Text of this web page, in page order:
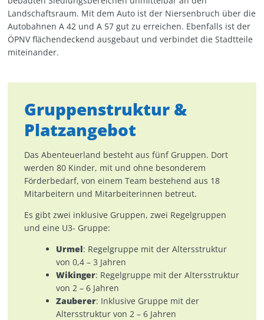
Landschaftsraum. Mit dem Auto ist der Niersenbruch über die
Autobahnen A 42 und A 57 gut zu erreichen. Ebenfalls ist der
ÖPNV flächendeckend ausgebaut und verbindet die Stadtteile
miteinander.
Gruppenstruktur &
Platzangebot
Das Abenteuerland besteht aus fünf Gruppen. Dort
werden 80 Kinder, mit und ohne besonderem
Förderbedarf, von einem Team bestehend aus 18
Mitarbeitern und Mitarbeiterinnen betreut.
Es gibt zwei inklusive Gruppen, zwei Regelgruppen
und eine U3- Gruppe:
Urmel: Regelgruppe mit der Altersstruktur
von 0,4 – 3 Jahren
Wikinger: Regelgruppe mit der Altersstruktur
von 2 – 6 Jahren
Zauberer: Inklusive Gruppe mit der
Altersstruktur von 2 – 6 Jahren